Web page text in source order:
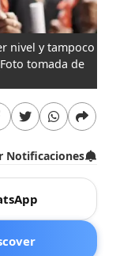
nivel y tampoco
tomada de
Notificaciones